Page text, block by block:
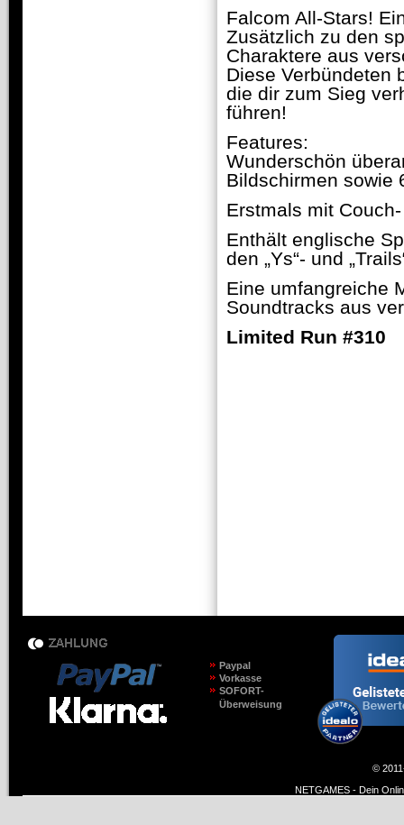
Falcom All-Stars!
Zusätzlich zu den
Charaktere aus
Diese Verbündeten
die dir zum Sieg
führen!
Features:
Wunderschön
Bildschirmen sowie
Erstmals mit
Enthält englische
den „Ys“- und
Eine umfangreiche
Soundtracks aus
Limited Run #310
Paypal
Vorkasse
SOFORT-
Überweisung
©
NETGAMES - Dein